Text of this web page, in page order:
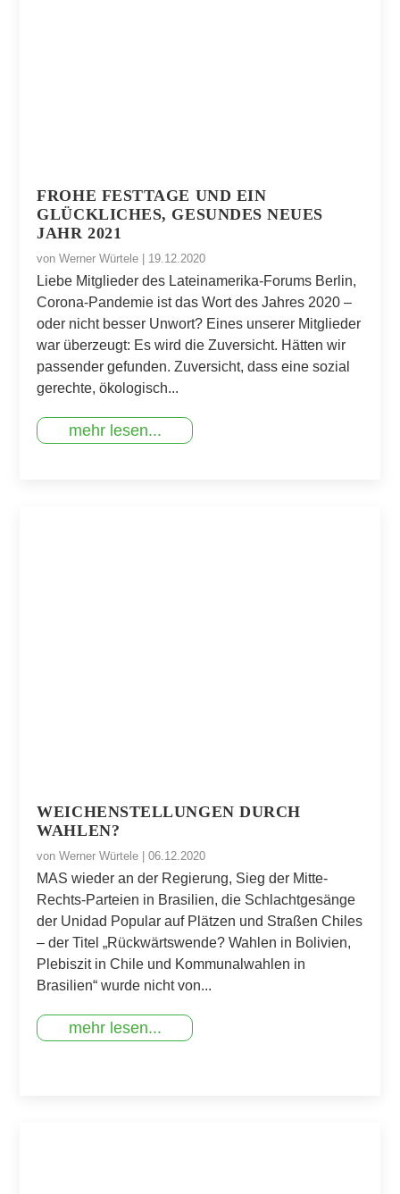
FROHE FESTTAGE UND EIN
GLÜCKLICHES, GESUNDES NEUES
JAHR 2021
vonWerner Würtele 19.12.2020
Liebe Mitglieder des Lateinamerika-Forums Berlin,
Corona-Pandemie ist das Wort des Jahres 2020 –
oder nicht besser Unwort? Eines unserer Mitglieder
war überzeugt: Es wird die Zuversicht. Hätten wir
passender gefunden. Zuversicht, dass eine sozial
gerechte, ökologisch...
mehr lesen...
WEICHENSTELLUNGEN DURCH
WAHLEN?
vonWerner Würtele |06.12.2020
MAS wieder an der Regierung, Sieg der Mitte-
Rechts-Parteien in Brasilien, die Schlachtgesänge
der Unidad Popular auf Plätzen und Straßen Chiles
– der Titel „Rückwärtswende? Wahlen in Bolivien,
Plebiszit in Chile und Kommunalwahlen in
Brasilien“ wurde nicht von...
mehr lesen...